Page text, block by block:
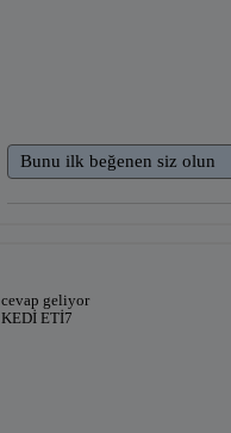
Bunu ilk beğenen siz olun
cevap geliyor
KEDİ ETİ7